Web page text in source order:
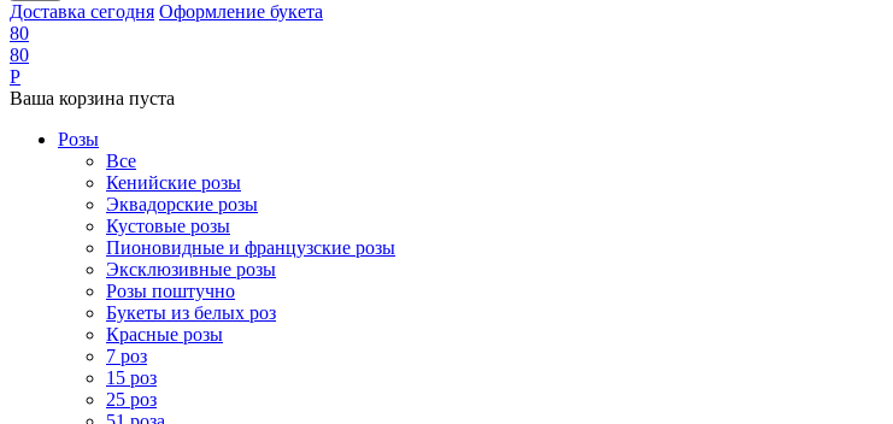
Доставка сегодня Оформление букета
80
80
Р
Ваша корзина пуста
Розы
Все
Кенийские розы
Эквадорские розы
Кустовые розы
Пионовидные и французские розы
Эксклюзивные розы
Розы поштучно
Букеты из белых роз
Красные розы
7 роз
15 роз
25 роз